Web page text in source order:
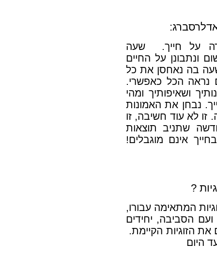
על חייך. שעה
ונתבונן על החיים
בה נאחסן את כל
נראה הכל כאפשרי.
ושאיפותיך ומהי
נבחן את האמונות
זו לא עוד חשיבה, זו
שתניב תוצאות
אינם מוגבלים!
?
המתאימה עבורו,
הסביבה, יחידים
את הזוגיות הקיימת.
היום